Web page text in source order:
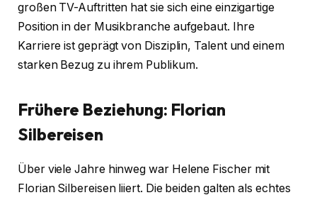
großen TV-Auftritten hat sie sich eine einzigartige
Position in der Musikbranche aufgebaut. Ihre
Karriere ist geprägt von Disziplin, Talent und einem
starken Bezug zu ihrem Publikum.
Frühere Beziehung: Florian
Silbereisen
Über viele Jahre hinweg war Helene Fischer mit
Florian Silbereisen liiert. Die beiden galten als echtes